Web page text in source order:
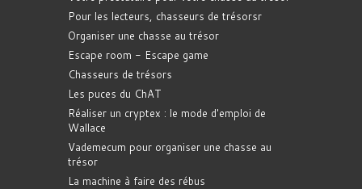
Pour les lecteurs, chasseurs de trésorsr
Organiser une chasse au trésor
Escape room - Escape game
Chasseurs de trésors
Les puces du ChAT
Réaliser un cryptex : le mode d'emploi de
Wallace
Vademecum pour organiser une chasse au
trésor
La machine à faire des rébus